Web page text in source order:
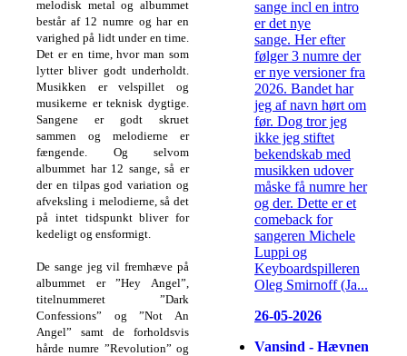
melodisk metal og albummet
består af 12 numre og har en
varighed på lidt under en time.
Det er en time, hvor man som
lytter bliver godt underholdt.
Musikken er velspillet og
musikerne er teknisk dygtige.
Sangene er godt skruet
sammen og melodierne er
fængende. Og selvom
albummet har 12 sange, så er
der en tilpas god variation og
afveksling i melodierne, så det
på intet tidspunkt bliver for
kedeligt og ensformigt.
De sange jeg vil fremhæve på
albummet er ”Hey Angel”,
titelnummeret ”Dark
Confessions” og ”Not An
Angel” samt de forholdsvis
hårde numre ”Revolution” og
sange incl en intro
er det nye
sange. Her efter
følger 3 numre der
er nye versioner fra
2026. Bandet har
jeg af navn hørt om
før. Dog tror jeg
ikke jeg stiftet
bekendskab med
musikken udover
måske få numre her
og der. Dette er et
comeback for
sangeren Michele
Luppi og
Keyboardspilleren
Oleg Smirnoff (Ja...
26-05-2026
Vansind - Hævnen